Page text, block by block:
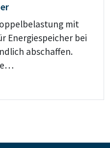
mit
Energiespeicher bei
abschaffen.